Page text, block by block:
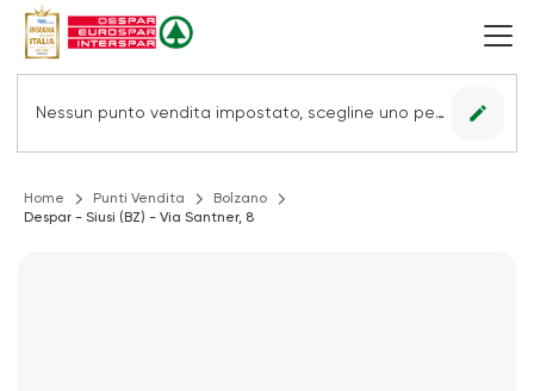
Nessun punto vendita impostato, scegline uno per vedere le offerte. edit
Home Punti Vendita
Bolzano
Despar - Siusi (BZ) - Via Santner, 8